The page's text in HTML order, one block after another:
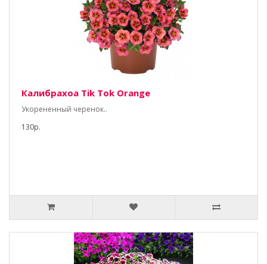
Калибрахоа Tik Tok Orange
Укорененный черенок..
130р.